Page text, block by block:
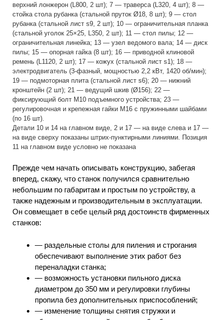
верхний лонжерон (L800, 2 шт); 7 — траверса (L320, 4 шт); 8 —
стойка стола рубанка (стальной пруток Ø18, 8 шт); 9 — стол
рубанка (стальной лист s9, 2 шт); 10 — ограничительная планка
(стальной уголок 25×25, L350, 2 шт); 11 — стол пилы; 12 —
ограничительная линейка; 13 — узел ведомого вала; 14 — диск
пилы; 15 — опорная гайка (8 шт); 16 — приводной клиновой
ремень (L1120, 2 шт); 17 — кожух (стальной лист s1); 18 —
электродвигатель (3-фазный, мощностью 2,2 кВт, 1420 об/мин);
19 — подмоторная плита (стальной лист s6); 20 — нижний
кронштейн (2 шт); 21 — ведущий шкив (Ø156); 22 —
фиксирующий болт М10 подъемного устройства; 23 —
регулировочная и крепежная гайки М16 с пружинными шайбами
(по 16 шт).
Детали 10 и 14 на главном виде, 2 и 17 — на виде слева и 17 —
на виде сверху показаны штрих-пунктирными линиями. Позиция
11 на главном виде условно не показана
Прежде чем начать описывать конструкцию, забегая
вперед, скажу, что станок получился сравнительно
небольшим по габаритам и простым по устройству, а
также надежным и производительным в эксплуатации.
Он совмещает в себе целый ряд достоинств фирменных
станков:
— раздельные столы для пиления и строгания
обеспечивают выполнение этих работ без
переналадки станка;
— возможность установки пильного диска
диаметром до 350 мм и регулировки глубины
пропила без дополнительных приспособлений;
— изменение толщины снятия стружки и